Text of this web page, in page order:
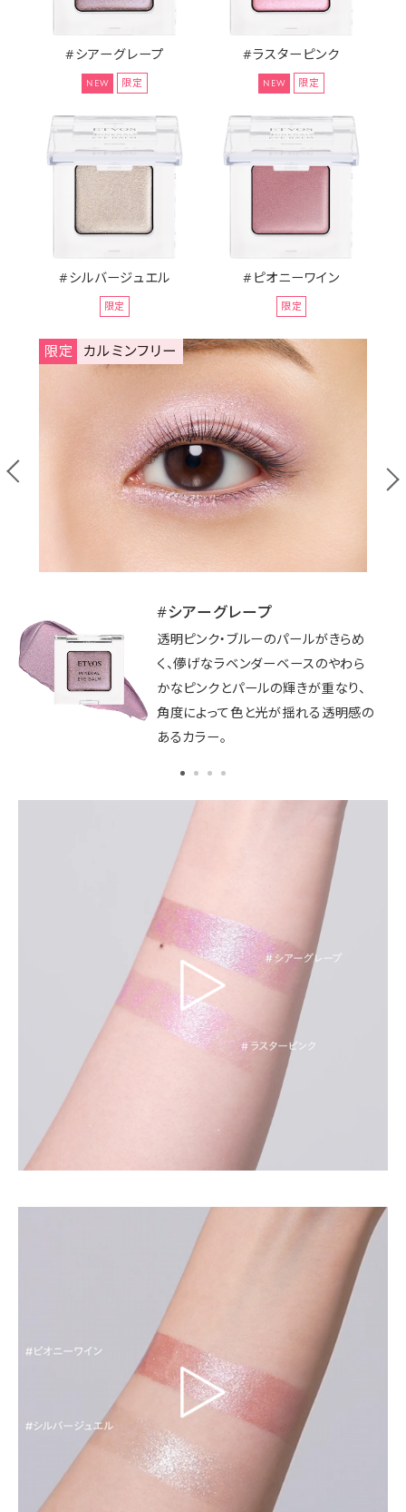
#シアーグレープ
NEW 限定
#ラスターピンク
NEW 限定
#シルバージュエル
限定
#ピオニーワイン
限定
限定 カルミンフリー
#シアーグレープ
透明ピンク・ブルーのパールがきらめ
く、儚げなラベンダーベースのやわら
かなピンクとパールの輝きが重なり、
角度によって色と光が揺れる透明感の
あるカラー。
#ラスターピンク
きらめきが繊細に溶け込む、透明感あ
ふれる青みピンク。まぶたに澄んだ明
るさと儚げなツヤ感をもたらすカラー。
#シルバージュエル
華やかな輝きを放つグリッターシルバ
ー。シアーな発色感でアイシャドーベ
ースやハイライトにも。まばゆい光沢感
のあるうるツヤまぶたに。
#ピオニーワイン
深みのある赤みを帯びたブラウン。華
やかさと血色感を演出する高発色カラ
ーと繊細なきらめきで、立体感のある
うるツヤまぶたに。